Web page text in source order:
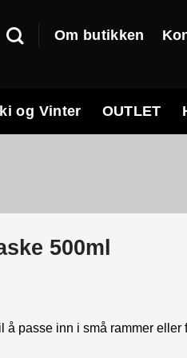
Om butikken
og Vinter OUTLET
500ml
passe inn i små rammer eller